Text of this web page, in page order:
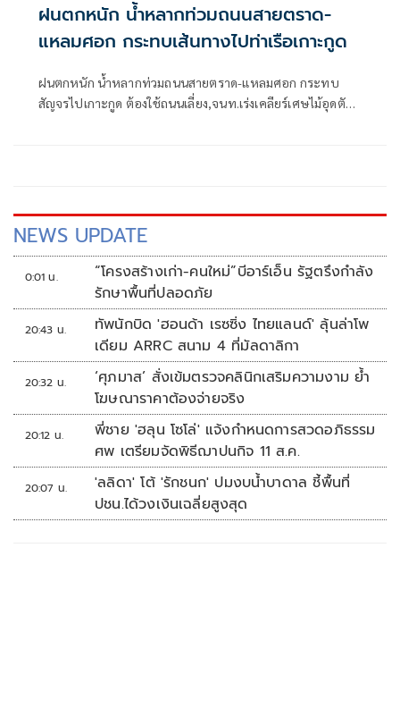
ฝนตกหนัก น้ำหลากท่วมถนนสายตราด-
แหลมศอก กระทบเส้นทางไปท่าเรือเกาะกูด
ฝนตกหนัก น้ำหลากท่วมถนนสายตราด-แหลมศอก กระทบ
สัญจรไปเกาะกูด ต้องใช้ถนนเลี่ยง,จนท.เร่งเคลียร์เศษไม้อุดตัน
NEWS UPDATE
0:01 น.
“โครงสร้างเก่า-คนใหม่”บีอาร์เอ็น รัฐตรึงกำลัง
รักษาพื้นที่ปลอดภัย
20:43 น.
ทัพนักบิด 'ฮอนด้า เรซซิ่ง ไทยแลนด์' ลุ้นล่าโพ
เดียม ARRC สนาม 4 ที่มัลดาลิกา
20:32 น.
‘ศุภมาส’ สั่งเข้มตรวจคลินิกเสริมความงาม ย้ำ
โฆษณาราคาต้องจ่ายจริง
20:12 น.
พี่ชาย 'ฮลุน โซโล่' แจ้งกำหนดการสวดอภิธรรม
ศพ เตรียมจัดพิธีฌาปนกิจ 11 ส.ค.
20:07 น.
'ลลิดา' โต้ 'รักชนก' ปมงบน้ำบาดาล ชี้พื้นที่
ปชน.ได้วงเงินเฉลี่ยสูงสุด